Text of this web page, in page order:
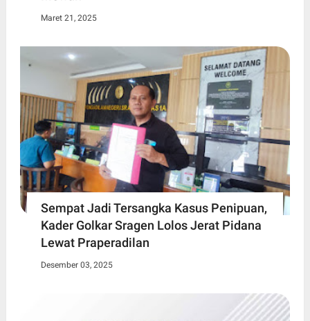
Maret 21, 2025
Sempat Jadi Tersangka Kasus Penipuan,
Kader Golkar Sragen Lolos Jerat Pidana
Lewat Praperadilan
Desember 03, 2025